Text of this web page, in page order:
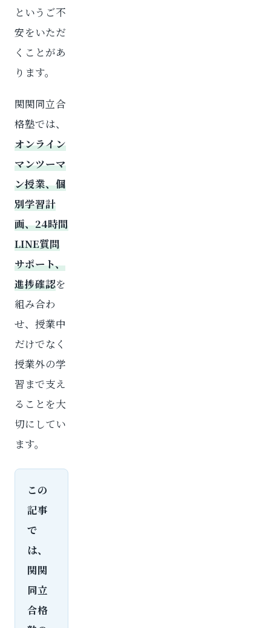
というご不
安をいただ
くことがあ
ります。
関関同立合
格塾では、
オンライン
マンツーマ
ン授業、個
別学習計
画、24時間
LINE質問
サポート、
進捗確認を
組み合わ
せ、授業中
だけでなく
授業外の学
習まで支え
ることを大
切にしてい
ます。
この
記事
で
は、
関関
同立
合格